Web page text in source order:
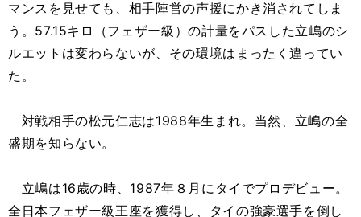
マンスを見せても、相手陣営の声援にかき消されてしま
う。57.15キロ（フェザー級）の計量をパスした立嶋のシ
ルエットは変わらないが、その環境はまったく違ってい
た。
対戦相手の松元仁志は1988年生まれ。当然、立嶋の全
盛期を知らない。
立嶋は16歳の時、1987年８月にタイでプロデビュー。
全日本フェザー級王座を獲得し、タイの強豪選手を倒し